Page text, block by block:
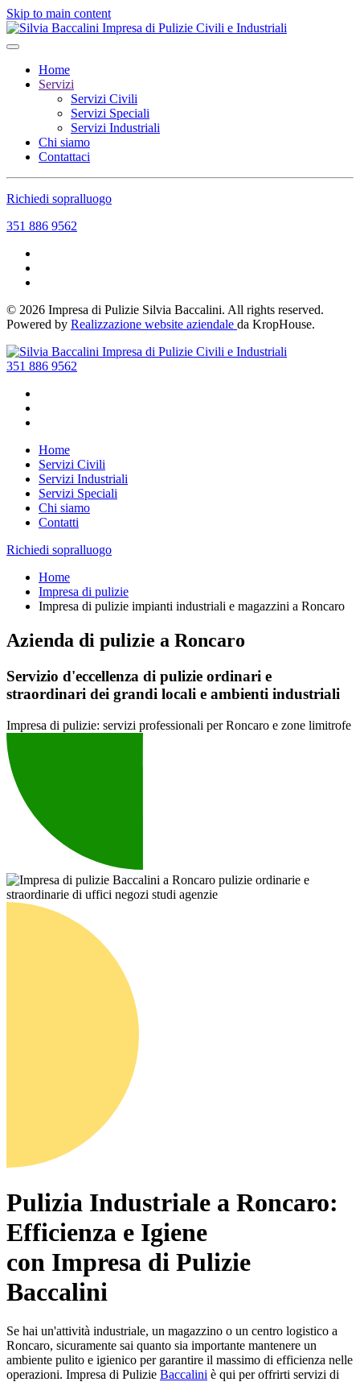
Skip to main content
Home
Servizi
Servizi Civili
Servizi Speciali
Servizi Industriali
Chi siamo
Contattaci
Richiedi sopralluogo
351 886 9562
© 2026 Impresa di Pulizie Silvia Baccalini. All rights reserved.
Powered by Realizzazione website aziendale da KropHouse.
351 886 9562
Home
Servizi Civili
Servizi Industriali
Servizi Speciali
Chi siamo
Contatti
Richiedi sopralluogo
Home
Impresa di pulizie
Impresa di pulizie impianti industriali e magazzini a Roncaro
Azienda di pulizie a Roncaro
Servizio d'eccellenza di pulizie ordinari e
straordinari dei grandi locali e ambienti industriali
Impresa di pulizie: servizi professionali per Roncaro e zone limitrofe
Pulizia Industriale a Roncaro:
Efficienza e Igiene
con Impresa di Pulizie
Baccalini
Se hai un'attività industriale, un magazzino o un centro logistico a
Roncaro, sicuramente sai quanto sia importante mantenere un
ambiente pulito e igienico per garantire il massimo di efficienza nelle
operazioni. Impresa di Pulizie Baccalini è qui per offrirti servizi di